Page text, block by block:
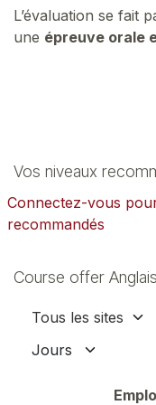
L’évaluation se fait
une épreuve orale
Vos niveaux
Connectez-vous
recommandés
Course offer